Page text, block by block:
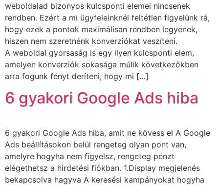
weboldalad bizonyos kulcsponti elemei nincsenek
rendben. Ezért a mi ügyfeleinknél feltétlen figyelünk rá,
hogy ezek a pontok maximálisan rendben legyenek,
hiszen nem szeretnénk konverziókat veszíteni.
A weboldal gyorsaság is egy ilyen kulcsponti elem,
amelyen konverziók sokasága múlik következőkben
arra fogunk fényt deríteni, hogy mi […]
6 gyakori Google Ads hiba
6 gyakori Google Ads hiba, amit ne kövess el A Google
Ads beállításokon belül rengeteg olyan pont van,
amelyre hogyha nem figyelsz, rengeteg pénzt
elégethetsz a hirdetési fiókban. 1.Display megjelenés
bekapcsolva hagyva A keresési kampányokat hogyha